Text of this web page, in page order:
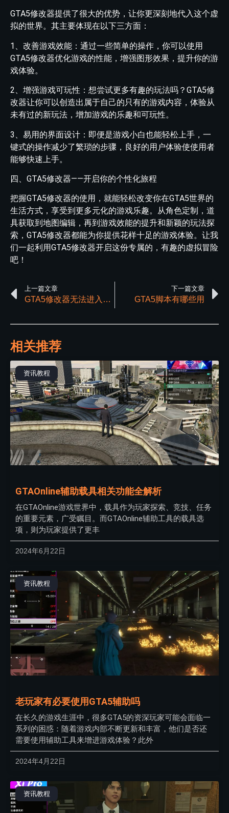
GTA5修改器提供了很大的优势，让你更深刻地代入这个虚
拟的世界。其主要体现在以下三方面：
1、改善游戏效能：通过一些简单的操作，你可以使用
GTA5修改器优化游戏的性能，增强图形效果，提升你的游
戏体验。
2、增强游戏可玩性：想尝试更多有趣的玩法吗？GTA5修
改器让你可以创造出属于自己的只有的游戏内容，体验从
未有过的新玩法，增加游戏的乐趣和可玩性。
3、易用的界面设计：即便是游戏小白也能轻松上手，一
键式的操作减少了繁琐的步骤，良好的用户体验使使用者
能够快速上手。
四、GTA5修改器——开启你的个性化旅程
把握GTA5修改器的使用，就能轻松改变你在GTA5世界的
生活方式，享受到更多元化的游戏乐趣。从角色定制，道
具获取到地图编辑，再到游戏效能的提升和新颖的玩法探
索，GTA5修改器都能为你提供花样十足的游戏体验。让我
们一起利用GTA5修改器开启这份专属的，有趣的虚拟冒险
吧！
上一篇文章
GTA5修改器无法进入任务等问题解决方法
下一篇文章
GTA5脚本有哪些用
相关推荐
资讯教程
GTAOnline辅助载具相关功能全解析
在GTAOnline游戏世界中，载具作为玩家探索、竞技、任务
的重要元素，广受瞩目。而GTAOnline辅助工具的载具选
项，则为玩家提供了更丰
2024年6月22日
资讯教程
老玩家有必要使用GTA5辅助吗
在长久的游戏生涯中，很多GTA5的资深玩家可能会面临一
系列的困惑：随着游戏内部不断更新和丰富，他们是否还
需要使用辅助工具来增进游戏体验？此外
2024年4月22日
资讯教程